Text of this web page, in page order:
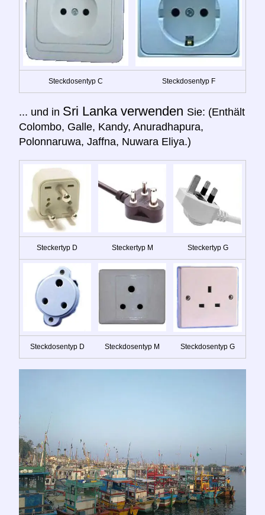
Steckdosentyp C Steckdosentyp F
... und in Sri Lanka verwenden Sie: (Enthält
Colombo, Galle, Kandy, Anuradhapura,
Polonnaruwa, Jaffna, Nuwara Eliya.)
Steckertyp D Steckertyp M Steckertyp G
Steckdosentyp D Steckdosentyp M Steckdosentyp G